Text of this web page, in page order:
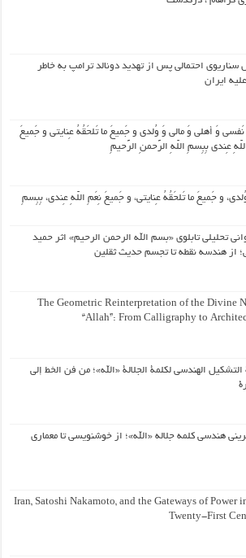
سناریوی احتمالی پس از تهدید دونالد ترامپ به خاطر
ایران
نَفسی وَ أهلی وَ مالی وَ وُلدی و جَمیعَ ما تَلحَقُهُ عِنایتی و جَمیعَ
عِندی بِبِسمِ اللّهِ الرَّحمنِ الرَّحیمِ
و جَمیعَ ما تَلحَقُهُ عِنایتی، و جَمیعَ نِعَمِ اللّهِ عِندی، بِبِسمِ
تحلیلی تابلوی «بسم الله الرحمن الرحیم» اثر حمید
از هندسه نقطه تا تجسم حدیث ثقلین
The Geometric Reinterpretation of the Divine
“Allah”: From Calligraphy to
التشكيل الهندسي لكلمة الجلالة «الله»؛ من فن الخط إلى
هندسی کلمه جلاله «الله»؛ از خوشنویسی تا معماری
Iran, Satoshi Nakamoto, and the Gateways of Power
Twenty-First